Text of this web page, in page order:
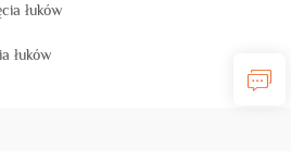
łuków
łuków